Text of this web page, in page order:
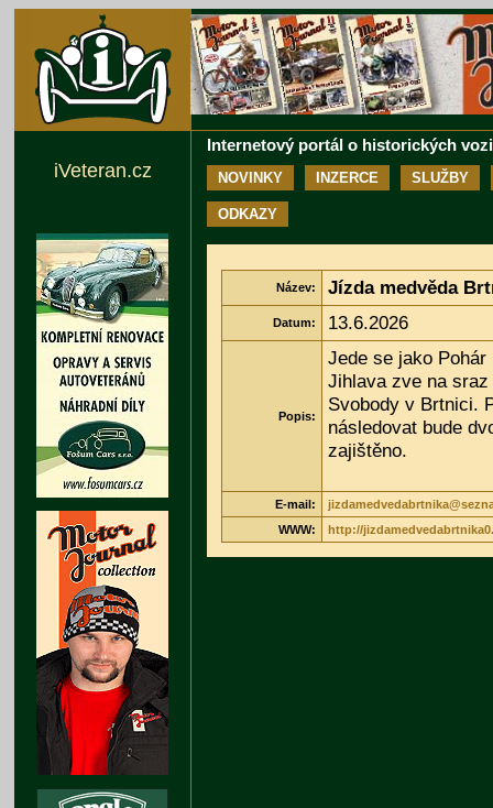
Internetový portál o historických
NOVINKY INZERCE SLUŽBY
ODKAZY
Název: Jízda medvěda
Datum: 13.6.2026
Popis:
Jede se jako
Jihlava zve na
Svobody v Brtnici.
následovat bude
zajištěno.
E-mail:
WWW:
http://
iVeteran.cz